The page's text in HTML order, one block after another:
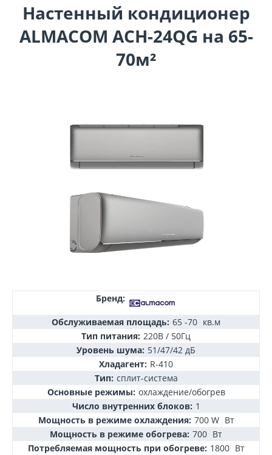
Hастенный кондиционер
ALMACOM ACH-24QG на 65-
70м²
Бренд:
Обслуживаемая площадь: 65 -70 кв.м
Тип питания: 220В / 50Гц
Уровень шума: 51/47/42 дБ
Хладагент: R-410
Тип: сплит-система
Основные режимы: охлаждение/обогрев
Число внутренних блоков: 1
Мощность в режиме охлаждения: 700 W Вт
Мощность в режиме обогрева: 700 Вт
Потребляемая мощность при обогреве: 1800 Вт